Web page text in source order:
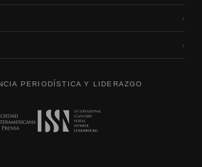
›
›
PERIODÍSTICA Y LIDERAZGO